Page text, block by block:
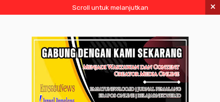
Scroll untuk melanjutkan ×